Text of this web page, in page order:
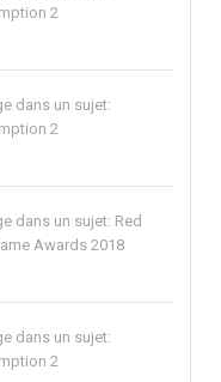
2
dans un sujet:
2
dans un sujet: Red
Awards 2018
dans un sujet:
2